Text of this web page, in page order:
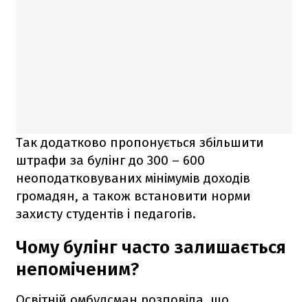
Так додатково пропонується збільшити
штрафи за булінг до 300 – 600
неоподатковуваних мінімумів доходів
громадян, а також встановити норми
захисту студентів і педагогів.
Чому булінг часто залишається
непоміченим?